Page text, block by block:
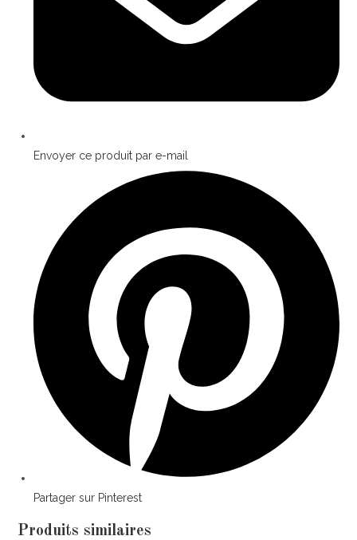
Envoyer ce produit par e-mail
Partager sur Pinterest
Produits similaires